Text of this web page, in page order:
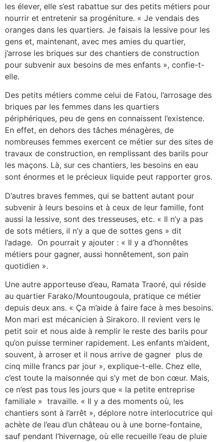
les élever, elle s’est rabattue sur des petits métiers pour
nourrir et entretenir sa progéniture. « Je vendais des
oranges dans les quartiers. Je faisais la lessive pour les
gens et, maintenant, avec mes amies du quartier,
j’arrose les briques sur des chantiers de construction
pour subvenir aux besoins de mes enfants », confie-t-
elle.
Des petits métiers comme celui de Fatou, l’arrosage des
briques par les femmes dans les quartiers
périphériques, peu de gens en connaissent l’existence.
En effet, en dehors des tâches ménagères, de
nombreuses femmes exercent ce métier sur des sites de
travaux de construction, en remplissant des barils pour
les maçons. Là, sur ces chantiers, les besoins en eau
sont énormes et le précieux liquide peut rapporter gros.
D’autres braves femmes, qui se battent autant pour
subvenir à leurs besoins et à ceux de leur famille, font
aussi la lessive, sont des tresseuses, etc. « Il n’y a pas
de sots métiers, il n’y a que de sottes gens » dit
l’adage. On pourrait y ajouter : « Il y a d’honnêtes
métiers pour gagner, aussi honnêtement, son pain
quotidien ».
Une autre apporteuse d’eau, Ramata Traoré, qui réside
au quartier Farako/Mountougoula, pratique ce métier
depuis deux ans. « Ça m’aide à faire face à mes besoins.
Mon mari est mécanicien à Sirakoro. Il revient vers le
petit soir et nous aide à remplir le reste des barils pour
qu’on puisse terminer rapidement. Les enfants m’aident,
souvent, à arroser et il nous arrive de gagner plus de
cinq mille francs par jour », explique-t-elle. Chez elle,
c’est toute la maisonnée qui s’y met de bon cœur. Mais,
ce n’est pas tous les jours que « la petite entreprise
familiale » travaille. « Il y a des moments où, les
chantiers sont à l’arrêt », déplore notre interlocutrice qui
achète de l’eau d’un château ou à une borne-fontaine,
sauf pendant l’hivernage, où elle recueille l’eau de pluie